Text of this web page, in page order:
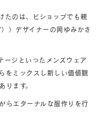
たのは、ビショップでも親
〉デザイナーの岡ゆみかさ
ージといったメンズウェア
をミックスし新しい価値観
ります。
らエターナルな服作りを行